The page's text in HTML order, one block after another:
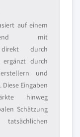
auf einem
mit
direkt durch
ergänzt durch
und
Eingaben
hinweg
Schätzung